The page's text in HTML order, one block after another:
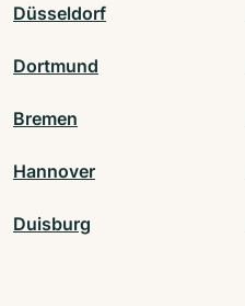
Düsseldorf
Dortmund
Bremen
Hannover
Duisburg